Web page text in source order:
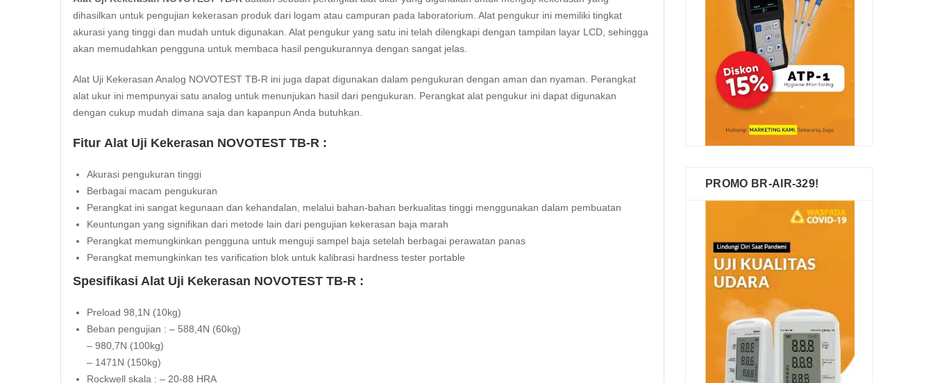
dihasilkan untuk pengujian kekerasan produk dari logam atau campuran pada laboratorium. Alat pengukur ini memiliki tingkat
akurasi yang tinggi dan mudah untuk digunakan. Alat pengukur yang satu ini telah dilengkapi dengan tampilan layar LCD, sehingga
akan memudahkan pengguna untuk membaca hasil pengukurannya dengan sangat jelas.
Alat Uji Kekerasan Analog NOVOTEST TB-R ini juga dapat digunakan dalam pengukuran dengan aman dan nyaman. Perangkat
alat ukur ini mempunyai satu analog untuk menunjukan hasil dari pengukuran. Perangkat alat pengukur ini dapat digunakan
dengan cukup mudah dimana saja dan kapanpun Anda butuhkan.
Fitur Alat Uji Kekerasan NOVOTEST TB-R :
Akurasi pengukuran tinggi
Berbagai macam pengukuran
Perangkat ini sangat kegunaan dan kehandalan, melalui bahan-bahan berkualitas tinggi menggunakan dalam pembuatan
Keuntungan yang signifikan dari metode lain dari pengujian kekerasan baja marah
Perangkat memungkinkan pengguna untuk menguji sampel baja setelah berbagai perawatan panas
Perangkat memungkinkan tes varification blok untuk kalibrasi hardness tester portable
Spesifikasi Alat Uji Kekerasan NOVOTEST TB-R :
Preload 98,1N (10kg)
Beban pengujian : – 588,4N (60kg)
– 980,7N (100kg)
– 1471N (150kg)
Rockwell skala : – 20-88 HRA
PROMO BR-AIR-329!